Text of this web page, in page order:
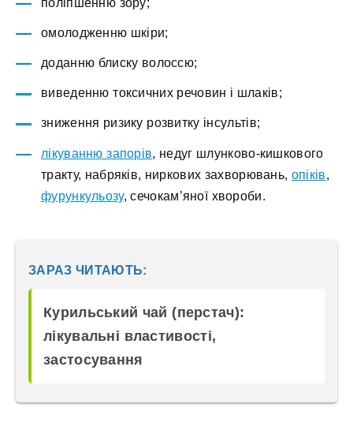
омолодженню шкіри;
доданню блиску волоссю;
виведенню токсичних речовин і шлаків;
зниження ризику розвитку інсультів;
лікуванню запорів, недуг шлунково-кишкового
тракту, набряків, ниркових захворювань, опіків,
фурункульозу, сечокам’яної хвороби.
ЗАРАЗ ЧИТАЮТЬ:
Курильський чай (перстач):
лікувальні властивості,
застосування